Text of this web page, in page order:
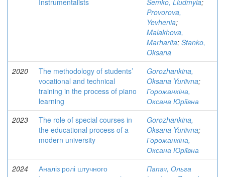
Instrumentalists
Semko, Liudmyla;
Provorova,
Yevhenia;
Malakhova,
Marharita; Stanko,
Oksana
2020
The methodology of students’
vocational and technical
training in the process of piano
learning
Gorozhankina,
Oksana Yuriivna;
Горожанкіна,
Оксана Юріївна
2023
The role of special courses in
the educational process of a
modern university
Gorozhankina,
Oksana Yuriivna;
Горожанкіна,
Оксана Юріївна
2024
Аналіз ролі штучного
Папач, Ольга